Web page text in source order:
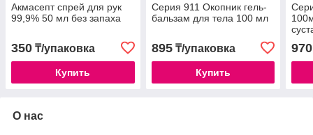
Акмасепт спрей для рук
99,9% 50 мл без запаха
350 ₸/упаковка
Купить
Серия 911 Окопник гель-
бальзам для тела 100 мл
895₸/упаковка
Купить
970
О нас